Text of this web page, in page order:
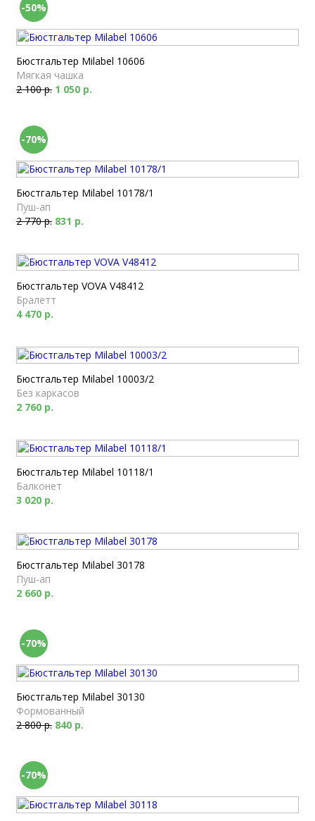
-50%
Бюстгальтер Milabel 10606
Мягкая чашка
2 100 р. 1 050 р.
-70%
Бюстгальтер Milabel 10178/1
Пуш-ап
2 770 р. 831 р.
Бюстгальтер VOVA V48412
Бралетт
4 470 р.
Бюстгальтер Milabel 10003/2
Без каркасов
2 760 р.
Бюстгальтер Milabel 10118/1
Балконет
3 020 р.
Бюстгальтер Milabel 30178
Пуш-ап
2 660 р.
-70%
Бюстгальтер Milabel 30130
Формованный
2 800 р. 840 р.
-70%